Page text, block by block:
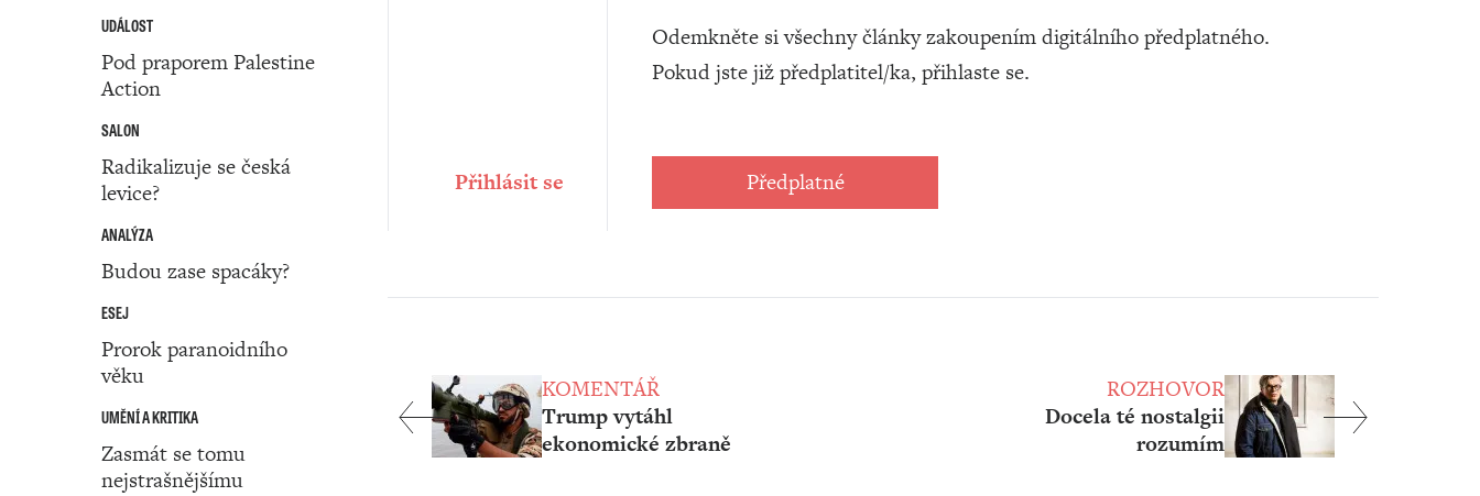
UDÁLOST
Pod praporem Palestine
Action
SALON
Radikalizuje se česká
levice?
ANALÝZA
Budou zase spacáky?
ESEJ
Prorok paranoidního
věku
UMĚNÍ A KRITIKA
Zasmát se tomu
nejstrašnějšímu
Odemkněte si všechny články zakoupením digitálního předplatného.
Pokud jste již předplatitel/ka, přihlaste se.
Předplatné
Přihlásit se
ROZHOVOR
Docela té nostalgii
rozumím
KOMENTÁŘ
Trump vytáhl
ekonomické zbraně